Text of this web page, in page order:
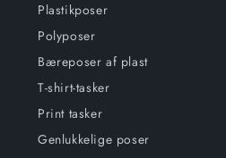
Plastikposer
Polyposer
Bæreposer af plast
T-shirt-tasker
Print tasker
Genlukkelige poser